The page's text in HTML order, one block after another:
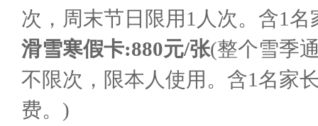
次，周末节日限用1人次。含1
滑雪寒假卡:880元/张(整个雪季
不限次，限本人使用。含1名家
费。)